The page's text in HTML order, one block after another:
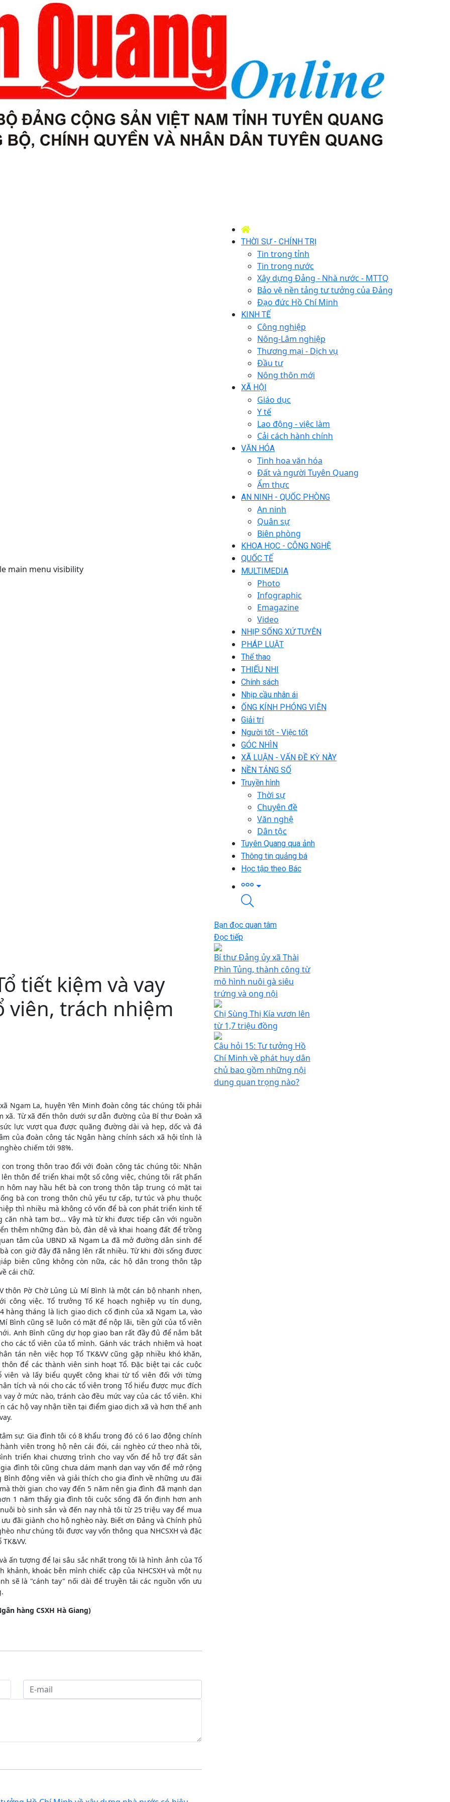
main menu visibility
THỜI SỰ - CHÍNH TRỊ
Tin trong tỉnh
Tin trong nước
Xây dựng Đảng - Nhà nước - MTTQ
Bảo vệ nền tảng tư tưởng của Đảng
Đạo đức Hồ Chí Minh
KINH TẾ
Công nghiệp
Nông-Lâm nghiệp
Thương mại - Dịch vụ
Đầu tư
Nông thôn mới
XÃ HỘI
Giáo dục
Y tế
Lao động - việc làm
Cải cách hành chính
VĂN HÓA
Tinh hoa văn hóa
Đất và người Tuyên Quang
Ẩm thực
AN NINH - QUỐC PHÒNG
An ninh
Quân sự
Biên phòng
KHOA HỌC - CÔNG NGHỆ
QUỐC TẾ
MULTIMEDIA
Photo
Infographic
Emagazine
Video
NHỊP SỐNG XỨ TUYÊN
PHÁP LUẬT
Thể thao
THIẾU NHI
Chính sách
Nhịp cầu nhân ái
ỐNG KÍNH PHÓNG VIÊN
Giải trí
Người tốt - Việc tốt
GÓC NHÌN
XÃ LUẬN - VẤN ĐỀ KỲ NÀY
NỀN TẢNG SỐ
Truyền hình
Thời sự
Chuyên đề
Văn nghệ
Dân tộc
Tuyên Quang qua ảnh
Thông tin quảng bá
Học tập theo Bác
tiết kiệm và vay
viên, trách nhiệm
Ngam La, huyện Yên Minh đoàn công tác chúng tôi phải
Từ xã đến thôn dưới sự dẫn đường của Bí thư Đoàn xã
lực vượt qua được quãng đường dài và hẹp, dốc và đá
của đoàn công tác Ngân hàng chính sách xã hội tỉnh là
chiếm tới 98%.
trong thôn trao đổi với đoàn công tác chúng tôi: Nhận
thôn để triển khai một số công việc, chúng tôi rất phấn
hôm nay hầu hết bà con trong thôn tập trung có mặt tại
bà con trong thôn chủ yếu tự cấp, tự túc và phụ thuộc
thì nhiều mà không có vốn để bà con phát triển kinh tế
nhà tạm bợ... Vậy mà từ khi được tiếp cận với nguồn
thêm những đàn bò, đàn dê và khai hoang đất để trồng
tâm của UBND xã Ngam La đã mở đường dân sinh để
con giờ đây đã nâng lên rất nhiều. Từ khi đời sống được
biên cũng không còn nữa, các hộ dân trong thôn tập
cái chữ.
thôn Pờ Chờ Lủng Lù Mí Bình là một cán bộ nhanh nhẹn,
công việc. Tổ trưởng Tổ Kế hoạch nghiệp vụ tín dụng,
hàng tháng là lịch giao dịch cố định của xã Ngam La, vào
Bình cũng sẽ luôn có mặt để nộp lãi, tiền gửi của tổ viên
Anh Bình cũng dự họp giao ban rất đầy đủ để nắm bắt
các tổ viên của tổ mình. Gánh vác trách nhiệm và hoạt
tán nên việc họp Tổ TK&VV cũng gặp nhiều khó khăn,
để các thành viên sinh hoạt Tổ. Đặc biệt tại các cuộc
và lấy biểu quyết công khai từ tổ viên đối với từng
tích và nói cho các tổ viên trong Tổ hiểu được mục đích
ở mức nào, tránh cào đều mức vay của các tổ viên. Khi
hộ vay nhận tiền tại điểm giao dịch xã và hơn thế anh
sự: Gia đình tôi có 8 khẩu trong đó có 6 lao động chính
viên trong hộ nên cái đói, cái nghèo cứ theo nhà tôi,
triển khai chương trình cho vay vốn để hỗ trợ đất sản
đình tôi cũng chưa dám mạnh dạn vay vốn để mở rộng
động viên và giải thích cho gia đình về những ưu đãi
thời gian cho vay đến 5 năm nên gia đình đã mạnh dạn
1 năm thấy gia đình tôi cuộc sống đã ổn định hơn anh
bò sinh sản và đến nay nhà tôi từ 25 triệu vay để mua
đãi giành cho hộ nghèo này. Biết ơn Đảng và Chính phủ
như chúng tôi được vay vốn thông qua NHCSXH và đặc
ấn tượng để lại sâu sắc nhất trong tôi là hình ảnh của Tổ
khoác bên mình chiếc cặp của NHCSXH và một nụ
sẽ là "cánh tay" nối dài để truyền tải các nguồn vốn ưu
hàng CSXH Hà Giang)
Bạn đọc quan tâm
Đọc tiếp
Bí thư Đảng ủy xã Thài
Phìn Tủng, thành công từ
mô hình nuôi gà siêu
trứng và ong nội
Chị Sùng Thị Kía vươn lên
từ 1,7 triệu đồng
Câu hỏi 15: Tư tưởng Hồ
Chí Minh về phát huy dân
chủ bao gồm những nội
dung quan trọng nào?